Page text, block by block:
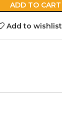
ADD TO CART
Add to wishlist